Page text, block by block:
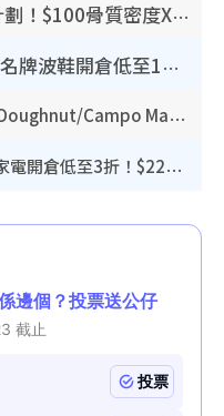
港大推賽馬會強化骨骼計劃！$100骨質密度X光檢查 完成免費運動訓練送超市禮券！附參加資格
開倉優惠 | 尖沙咀海港城名牌波鞋開倉低至1折！On鞋$899起／Joy&Peace鞋履$98起
開倉優惠｜銅鑼灣時代廣場Doughnut/Campo Marzio開倉低至1折！背囊、書包、手袋劈價$200起
廚具開倉｜特福Tefal廚具/家電開倉低至3折！$220起買平底鍋/炒鑊/湯煲！電飯煲/吸塵機/燙斗$418起